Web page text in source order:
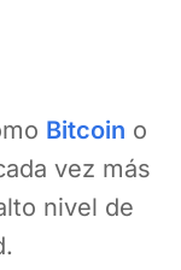
Bitcoin o
vez más
nivel de